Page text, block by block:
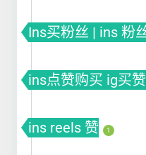
Ins买粉丝 | ins 粉
ins点赞购买 ig买赞
ins reels 赞 1